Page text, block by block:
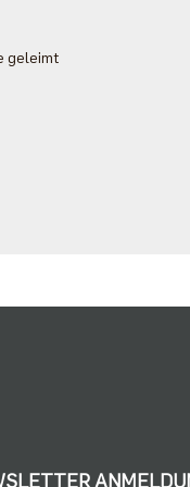
geleimt